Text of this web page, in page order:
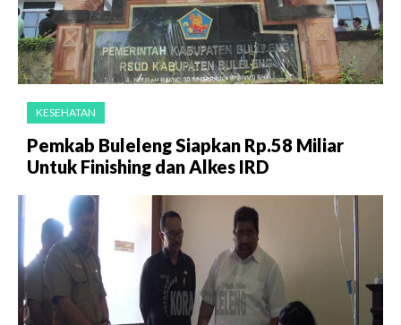
KESEHATAN
Pemkab Buleleng Siapkan Rp.58 Miliar
Untuk Finishing dan Alkes IRD